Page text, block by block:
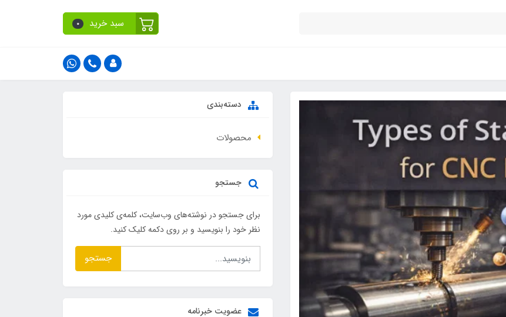
سبد خرید 0
دسته‌بندی
محصولات
جستجو
برای جستجو در نوشته‌های وب‌سایت، کلمه‌ی کلیدی مورد
نظر خود را بنویسید و بر روی دکمه کلیک کنید.
جستجو
عضویت خبرنامه